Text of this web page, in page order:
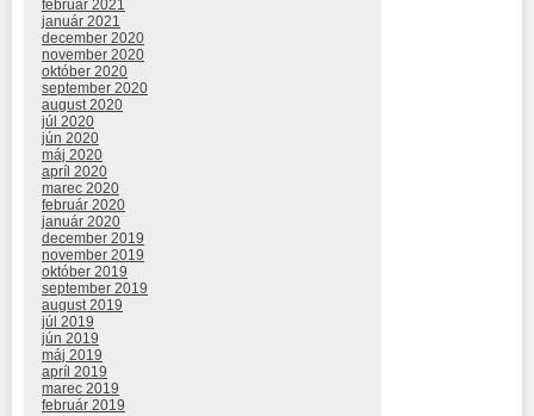
február 2021
január 2021
december 2020
november 2020
október 2020
september 2020
august 2020
júl 2020
jún 2020
máj 2020
apríl 2020
marec 2020
február 2020
január 2020
december 2019
november 2019
október 2019
september 2019
august 2019
júl 2019
jún 2019
máj 2019
apríl 2019
marec 2019
február 2019